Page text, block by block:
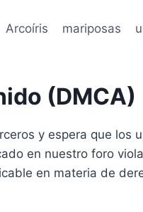
Arcoíris mariposas
(DMCA)
y espera que los
en nuestro foro
en materia de